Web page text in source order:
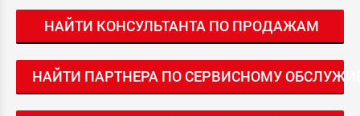
НАЙТИ КОНСУЛЬТАНТА ПО ПРОДАЖАМ
НАЙТИ ПАРТНЕРА ПО СЕРВИСНОМУ